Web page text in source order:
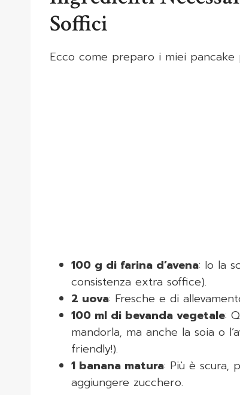
Soffici
Ecco come preparo i miei pancake
100 g di farina d’avena: Io la
consistenza extra soffice).
2 uova: Fresche e di
100 ml di bevanda vegetale:
mandorla, ma anche la soia o
friendly!).
1 banana matura: Più è scura,
aggiungere zucchero.